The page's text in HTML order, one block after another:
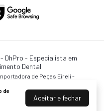
de
Aceitar e fechar
- DhPro - Especialista em
Dental
de Peças Eireli -